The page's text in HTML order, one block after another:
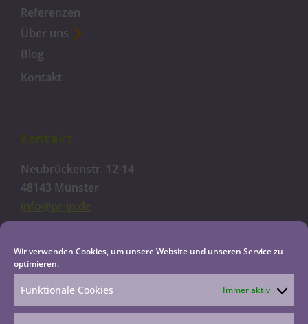
Wir verwenden Cookies, um unsere Website und unseren Service zu
optimieren.
Funktionale Cookies Immer aktiv
Referenzen
Über uns
Blog
Kontakt
Kontakt
Neubrückenstr. 12-14
48143 Münster
info@pr-ip.de
Cookie-Richtlinie
Datenschutzerklärung
Impressum
Haftungsausschluss